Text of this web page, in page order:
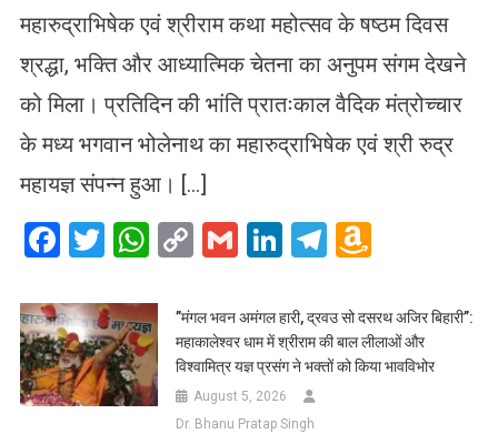
महारुद्राभिषेक एवं श्रीराम कथा महोत्सव के षष्ठम दिवस
श्रद्धा, भक्ति और आध्यात्मिक चेतना का अनुपम संगम देखने
को मिला। प्रतिदिन की भांति प्रातःकाल वैदिक मंत्रोच्चार
के मध्य भगवान भोलेनाथ का महारुद्राभिषेक एवं श्री रुद्र
महायज्ञ संपन्न हुआ। […]
Facebook
Twitter
WhatsApp
CopyGmailLinkedIn
Telegram
List
​”मंगल भवन अमंगल हारी, द्रवउ सो दसरथ अजिर बिहारी”:
महाकालेश्वर धाम में श्रीराम की बाल लीलाओं और
विश्वामित्र यज्ञ प्रसंग ने भक्तों को किया भावविभोर
August 5, 2026
Dr. Bhanu Pratap Singh